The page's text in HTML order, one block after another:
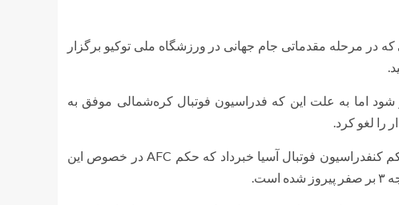
در مرحله مقدماتی جام جهانی در ورزشگاه ملی توکیو برگزار
شود اما به علت این که فدراسیون فوتبال کره‌شمالی موفق به
را لغو کرد.
فدراسیون فوتبال ژاپن با انتشار کردن بیانیه‌ای در خصوص حکم کنفدراسیون فوتبال آسیا خبرداد که حکم AFC در خصوص این